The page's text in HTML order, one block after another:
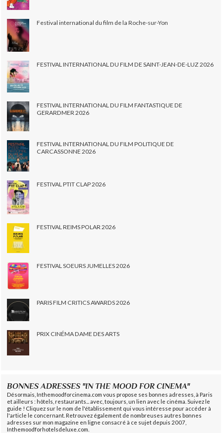
Festival international du film de la Roche-sur-Yon
FESTIVAL INTERNATIONAL DU FILM DE SAINT-JEAN-DE-LUZ 2026
FESTIVAL INTERNATIONAL DU FILM FANTASTIQUE DE
GERARDMER 2026
FESTIVAL INTERNATIONAL DU FILM POLITIQUE DE
CARCASSONNE 2026
FESTIVAL PTIT CLAP 2026
FESTIVAL REIMS POLAR 2026
FESTIVAL SOEURS JUMELLES 2026
PARIS FILM CRITICS AWARDS 2026
PRIX CINÉMA DAME DES ARTS
BONNES ADRESSES "IN THE MOOD FOR CINEMA"
Désormais, Inthemoodforcinema.com vous propose ses bonnes adresses, à Paris
et ailleurs : hôtels, restaurants... avec, toujours, un lien avec le cinéma. Suivez le
guide ! Cliquez sur le nom de l'établissement qui vous intéresse pour accéder à
l'article le concernant. Retrouvez également de nombreuses autres bonnes
adresses sur mon magazine en ligne consacré à ce sujet depuis 2007,
Inthemoodforhotelsdeluxe.com.